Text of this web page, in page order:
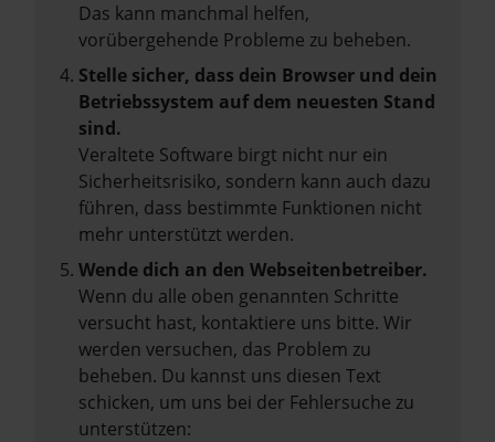
Das kann manchmal helfen,
vorübergehende Probleme zu beheben.
Stelle sicher, dass dein Browser und dein
Betriebssystem auf dem neuesten Stand
sind.
Veraltete Software birgt nicht nur ein
Sicherheitsrisiko, sondern kann auch dazu
führen, dass bestimmte Funktionen nicht
mehr unterstützt werden.
Wende dich an den Webseitenbetreiber.
Wenn du alle oben genannten Schritte
versucht hast, kontaktiere uns bitte. Wir
werden versuchen, das Problem zu
beheben. Du kannst uns diesen Text
schicken, um uns bei der Fehlersuche zu
unterstützen: